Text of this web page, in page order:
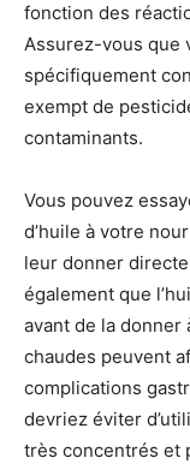
fonction des
Assurez-vous que
spécifiquement
exempt de
contaminants.
Vous pouvez
d’huile à votre
leur donner
également que
avant de la donner
chaudes peuvent
complications
devriez éviter
très concentrés et